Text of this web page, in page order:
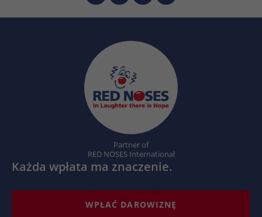
Partner of
RED NOSES International
Każda wpłata ma znaczenie.
WPŁAĆ DAROWIZNĘ